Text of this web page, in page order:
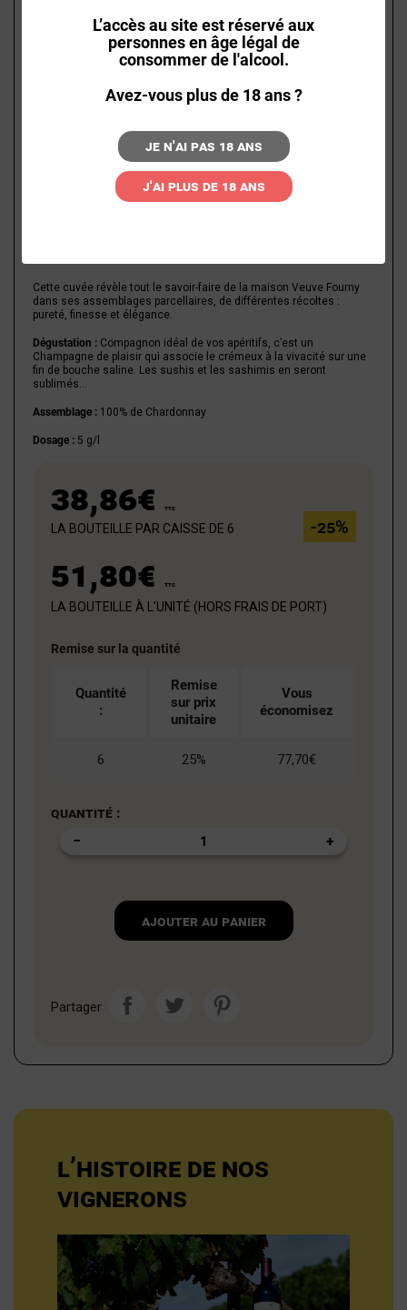
L’accès au site est réservé aux
personnes en âge légal de
consommer de l'alcool.
Avez-vous plus de 18 ans ?
Je n'ai pas 18 ans
J'ai plus de 18 ans
38,86€ TTC
la bouteille par caisse de 6 -25%
51,80€ TTC
la bouteille à l'unité (hors frais de port)
Remise sur la quantité
Quantité
:
Remise
sur prix
unitaire
Vous
économisez
6 25% 77,70€
Quantité :
Ajouter au panier
Partager
Cette cuvée révèle tout le savoir-faire de la maison Veuve Fourny
dans ses assemblages parcellaires, de différentes récoltes :
pureté, finesse et élégance.
Dégustation : Compagnon idéal de vos apéritifs, c’est un
Champagne de plaisir qui associe le crémeux à la vivacité sur une
fin de bouche saline. Les sushis et les sashimis en seront
sublimés...
Assemblage : 100% de Chardonnay
Dosage : 5 g/l
L’HISTOIRE DE NOS
VIGNERONS